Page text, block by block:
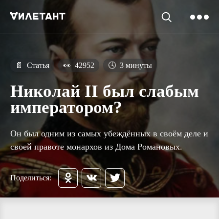
📄 Статья 👀 42952 🕓 3 минуты
Николай II был слабым
императором?
Он был одним из самых убеждённых в своём деле и
своей правоте монархов из Дома Романовых.
Поделиться: